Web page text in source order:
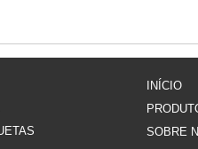
INÍCIO
SOBRE